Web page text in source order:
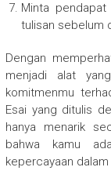
Minta
tulisan sebelum
Dengan
menjadi alat
komitmenmu
Esai yang ditulis
hanya menarik
bahwa kamu
kepercayaan